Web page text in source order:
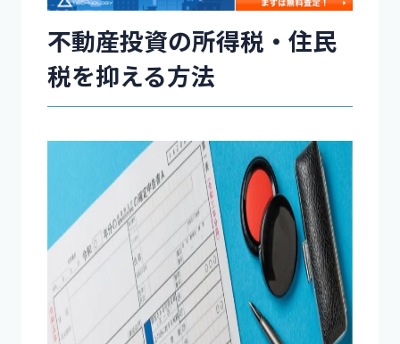
不動産投資の所得税・住民
税を抑える方法